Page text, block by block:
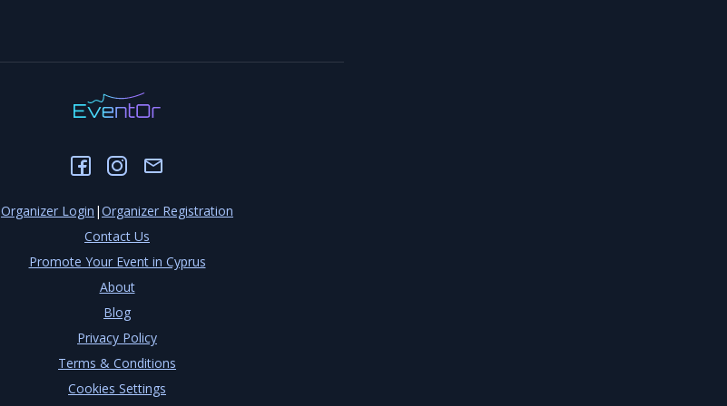
Organizer Login |Organizer Registration
Contact Us
Promote Your Event in Cyprus
About
Blog
Privacy Policy
Terms & Conditions
Cookies Settings